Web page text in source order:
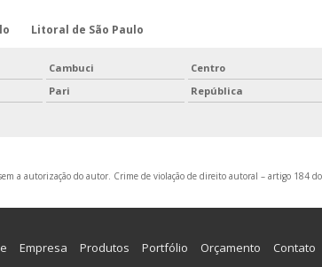
Litoral de São Paulo
Cambuci Centro
Pari República
a autorização do autor. Crime de violação de direito autoral – artigo 184
Empresa Produtos Portfólio Orçamento Contato